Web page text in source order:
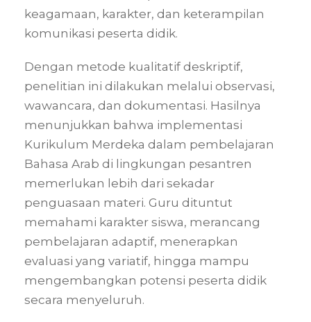
keagamaan, karakter, dan keterampilan
komunikasi peserta didik.
Dengan metode kualitatif deskriptif,
penelitian ini dilakukan melalui observasi,
wawancara, dan dokumentasi. Hasilnya
menunjukkan bahwa implementasi
Kurikulum Merdeka dalam pembelajaran
Bahasa Arab di lingkungan pesantren
memerlukan lebih dari sekadar
penguasaan materi. Guru dituntut
memahami karakter siswa, merancang
pembelajaran adaptif, menerapkan
evaluasi yang variatif, hingga mampu
mengembangkan potensi peserta didik
secara menyeluruh.